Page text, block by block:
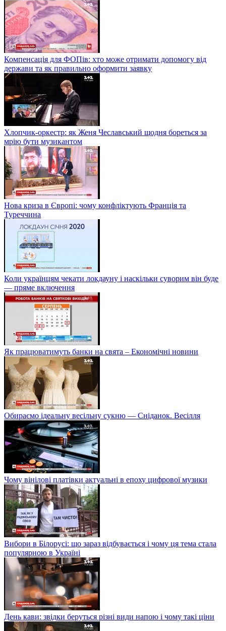
Компенсація для ФОПів: хто може отримати допомогу від
держави та як правильно оформити заявку
Хлопчик-оркестр: як Женя Чеславський щодня бореться за
мрію бути музикантом
Нова криза в Європі: чому конфліктують Франція та
Туреччина
Коли українцям чекати локдауну і наскільки суворим він буде
— пряме включення
Як працюватимуть банки на свята – Економічні новини
Обираємо ідеальну весільну сукню — Сніданок. Весілля
Чому вінілові платівки актуальні в епоху цифрової музики
Вибори в Білорусі: що зараз відбувається і чому ця тема стала
популярною в Україні
День кави: звідки беруться різні види напою і чому такі ціни